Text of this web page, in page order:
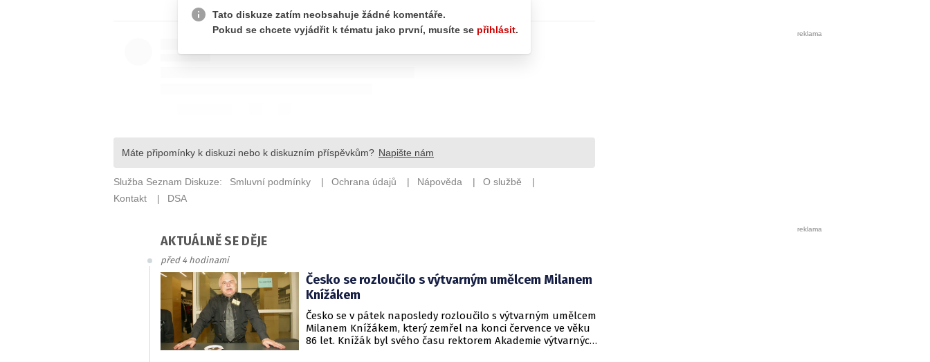
AKTUÁLNĚ SE DĚJE
před 4 hodinami
Česko se rozloučilo s výtvarným umělcem Milanem
Knížákem
Česko se v pátek naposledy rozloučilo s výtvarným umělcem
Milanem Knížákem, který zemřel na konci července ve věku
86 let. Knížák byl svého času rektorem Akademie výtvarných